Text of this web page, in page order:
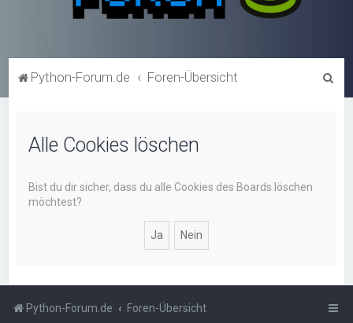
Python-Forum.de Foren-Übersicht
Alle Cookies löschen
Bist du dir sicher, dass du alle Cookies des Boards löschen
möchtest?
Python-Forum.de Foren-Übersicht